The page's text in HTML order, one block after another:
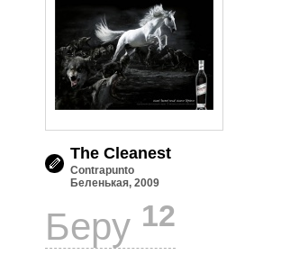
The Cleanest
Contrapunto
Беленькая, 2009
Беру 12